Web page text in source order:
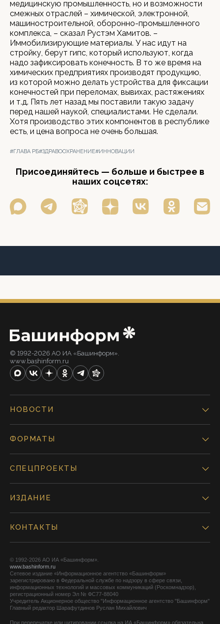
медицинскую промышленность, но и возможности
смежных отраслей – химической, электронной,
машиностроительной, оборонно-промышленного
комплекса, – сказал Рустэм Хамитов. –
Иммобилизирующие материалы. У нас идут на
стройку, берут гипс, который используют, когда
надо зафиксировать конечность. В то же время на
химических предприятиях производят продукцию,
из которой можно делать устройства для фиксации
конечностей при переломах, вывихах, растяжениях
и т.д. Пять лет назад мы поставили такую задачу
перед нашей наукой, специалистами. Не сделали.
Хотя производство этих компонентов в республике
есть, и цена вопроса не очень большая.
#ГЛАВА РБ#ЗДРАВООХРАНЕНИЕ#ИННОВАЦИИ
Присоединяйтесь — больше и быстрее в
наших соцсетях:
© 1992-2026 АО ИА «Башинформ».
www.bashinform.ru
НОВОСТИ
ФОРМАТЫ
СПЕЦПРОЕКТЫ
ИЗДАНИЕ
КОНТАКТЫ
© 1992-2026 АО ИА «Башинформ».
www.bashinform.ru
Сетевое издание «Информационное агентство «Башинформ»
зарегистрировано в Федеральной службе по надзору в сфере связи,
информационных технологий и массовых коммуникаций (Роскомнадзор),
регистрационный номер Эл № ФС77-88040
Учредитель Акционерное общество "Информационное агентство "Башинформ"
Главный редактор Шарафутдинов Руслан Михайлович
При перепечатке или цитировании ссылка на ИА «Башинформ» обязательна.